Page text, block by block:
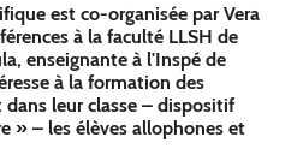
est co-organisée par Vera
à la faculté LLSH de
enseignante à l'Inspé de
à la formation des
leur classe – dispositif
» – les élèves allophones et